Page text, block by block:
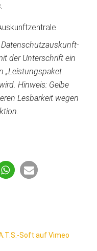
der Unterschrift ein
„Leistungspaket
Hinweis: Gelbe
Lesbarkeit wegen